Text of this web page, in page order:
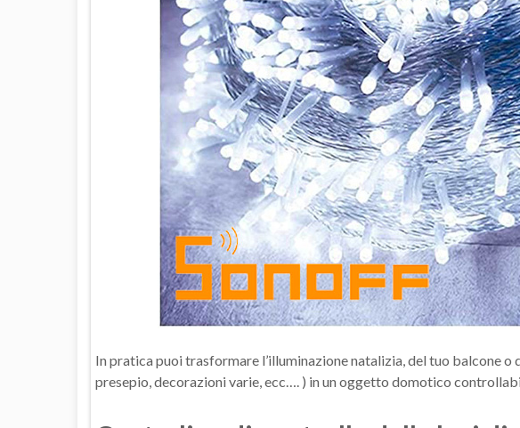
In pratica puoi trasformare l’illuminazione natalizia, del tuo balcone o
presepio, decorazioni varie, ecc…. ) in un oggetto domotico